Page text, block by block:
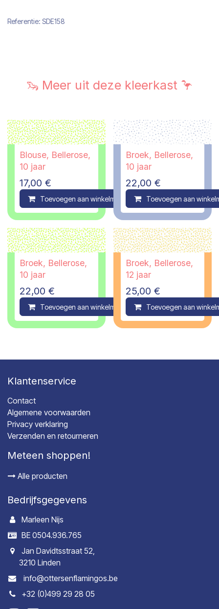
Referentie: SDE158
🦦 Meer uit deze kleerkast 🦩
Blouse, Bellerose,
10 jaar
17,00 €
Toevoegen aan winkelmandje Compare
Broek, Bellerose,
10 jaar
22,00 €
Toevoegen aan
Broek, Bellerose,
10 jaar
22,00 €
Toevoegen aan winkelmandje Compare
Broek, Bellerose,
12 jaar
25,00 €
Toevoegen aan
Klantenservice
Contact
Algemene voorwaarden
Privacy verklaring
Verzenden en retourneren
Meteen shoppen!
Alle producten
Bedrijfsgegevens
Marleen Nijs
BE 0504.936.765
Jan Davidtsstraat 52,
3210 Linden
info@ottersenflamingos.be
+32 (0)499 29 28 05